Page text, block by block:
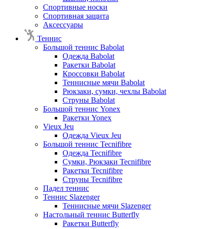
Спортивные носки
Спортивная защита
Аксессуары
Теннис
Большой теннис Babolat
Одежда Babolat
Ракетки Babolat
Кроссовки Babolat
Теннисные мячи Babolat
Рюкзаки, сумки, чехлы Babolat
Струны Babolat
Большой теннис Yonex
Ракетки Yonex
Vieux Jeu
Одежда Vieux Jeu
Большой теннис Tecnifibre
Одежда Tecnifibre
Сумки, Рюкзаки Tecnifibre
Ракетки Tecnifibre
Струны Tecnifibre
Падел теннис
Теннис Slazenger
Теннисные мячи Slazenger
Настольный теннис Butterfly
Ракетки Butterfly